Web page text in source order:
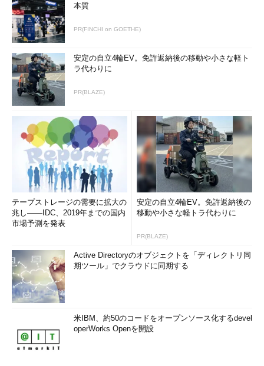
本質
PR(FINCHI on GOETHE)
安定の自立4輪EV。免許返納後の移動や小さな軽ト
ラ代わりに
PR(BLAZE)
テープストレージの需要に拡大の
兆し――IDC、2019年までの国内
市場予測を発表
安定の自立4輪EV。免許返納後の
移動や小さな軽トラ代わりに
PR(BLAZE)
Active Directoryのオブジェクトを「ディレクトリ同
期ツール」でクラウドに同期する
米IBM、約50のコードをオープンソース化するdevel
operWorks Openを開設